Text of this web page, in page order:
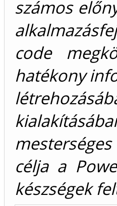
számos
code
hatékony
célja a
készségek